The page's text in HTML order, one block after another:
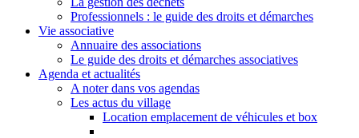
Professionnels : le guide des droits et démarches
Vie associative
Annuaire des associations
Le guide des droits et démarches associatives
Agenda et actualités
A noter dans vos agendas
Les actus du village
Location emplacement de véhicules et box